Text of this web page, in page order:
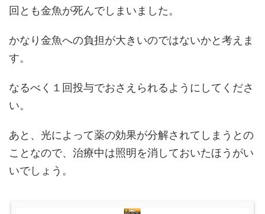
回とも金魚が死んでしまいました。
かなり金魚への負担が大きいのではないかと考えま
す。
なるべく１回投与でおさえられるようにしてくださ
い。
あと、光によって薬の効果が分解されてしまうとの
ことなので、治療中は照明を消しておいたほうがい
いでしょう。